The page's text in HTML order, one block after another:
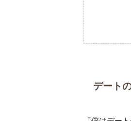
デート